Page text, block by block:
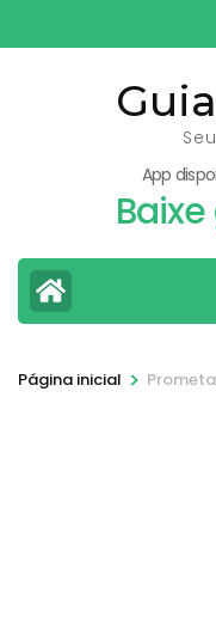
para
App
Página inicial >